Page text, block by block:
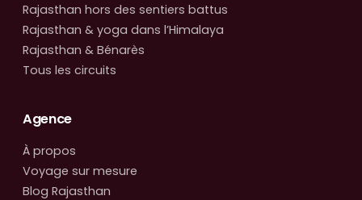
Rajasthan hors des sentiers battus
Rajasthan & yoga dans l’Himalaya
Rajasthan & Bénarès
Tous les circuits
Agence
À propos
Voyage sur mesure
Blog Rajasthan